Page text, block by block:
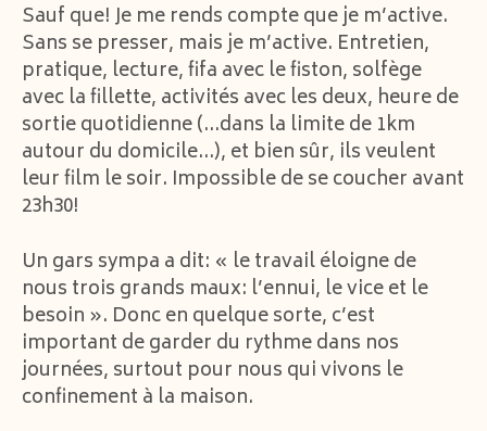
Sauf que! Je me rends compte que je m’active.
Sans se presser, mais je m’active. Entretien,
pratique, lecture, fifa avec le fiston, solfège
avec la fillette, activités avec les deux, heure de
sortie quotidienne (…dans la limite de 1km
autour du domicile…), et bien sûr, ils veulent
leur film le soir. Impossible de se coucher avant
23h30!
Un gars sympa a dit: « le travail éloigne de
nous trois grands maux: l’ennui, le vice et le
besoin ». Donc en quelque sorte, c’est
important de garder du rythme dans nos
journées, surtout pour nous qui vivons le
confinement à la maison.